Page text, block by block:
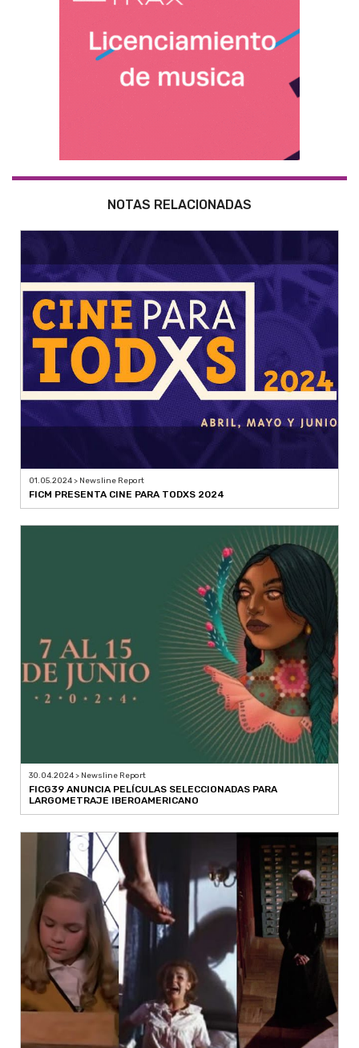
NOTAS RELACIONADAS
01.05.2024 > Newsline Report
FICM PRESENTA CINE PARA TODXS 2024
30.04.2024 > Newsline Report
FICG39 ANUNCIA PELÍCULAS SELECCIONADAS PARA
LARGOMETRAJE IBEROAMERICANO